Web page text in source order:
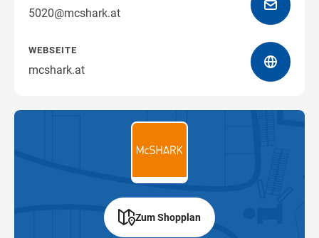
5020@mcshark.at
WEBSEITE
mcshark.at
Zum Shopplan